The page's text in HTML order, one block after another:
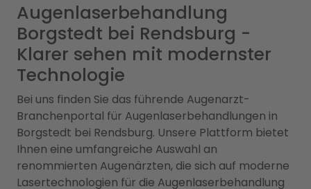
Augenlaserbehandlung
Borgstedt bei Rendsburg -
Klarer sehen mit modernster
Technologie
Bei uns finden Sie das führende Augenarzt-
Branchenportal für Augenlaserbehandlungen in
Borgstedt bei Rendsburg. Unsere Plattform bietet
Ihnen eine umfangreiche Auswahl an
renommierten Augenärzten, die sich auf moderne
Lasertechnologien für die Augenlaserbehandlung